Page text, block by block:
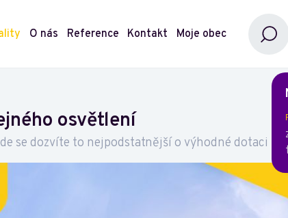
O nás Reference Kontakt Moje obec
osvětlení
se dozvíte to nejpodstatnější o výhodné dotaci